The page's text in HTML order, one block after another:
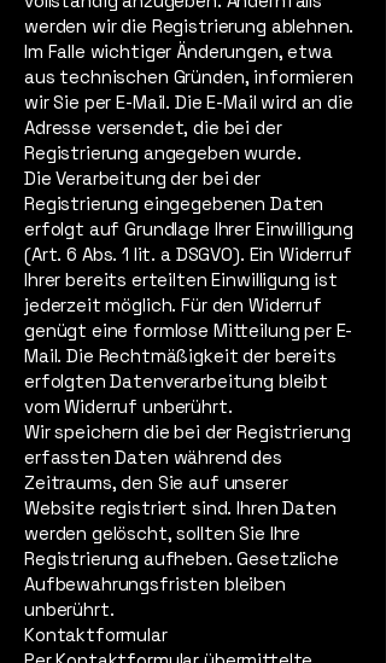
werden wir die Registrierung ablehnen.
Im Falle wichtiger Änderungen, etwa
aus technischen Gründen, informieren
wir Sie per E-Mail. Die E-Mail wird an die
Adresse versendet, die bei der
Registrierung angegeben wurde.
Die Verarbeitung der bei der
Registrierung eingegebenen Daten
erfolgt auf Grundlage Ihrer Einwilligung
(Art. 6 Abs. 1 lit. a DSGVO). Ein Widerruf
Ihrer bereits erteilten Einwilligung ist
jederzeit möglich. Für den Widerruf
genügt eine formlose Mitteilung per E-
Mail. Die Rechtmäßigkeit der bereits
erfolgten Datenverarbeitung bleibt
vom Widerruf unberührt.
Wir speichern die bei der Registrierung
erfassten Daten während des
Zeitraums, den Sie auf unserer
Website registriert sind. Ihren Daten
werden gelöscht, sollten Sie Ihre
Registrierung aufheben. Gesetzliche
Aufbewahrungsfristen bleiben
unberührt.
Kontaktformular